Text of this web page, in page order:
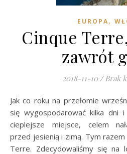
EUROPA,
Cinque
zawrót
2018-11-10 / Brak
Jak co roku na przełomie września i października staramy
się wygospodarować kilka dni
cieplejsze miejsce, celem
przed jesienią i zimą. Tym
Terre. Zdecydowaliśmy się na